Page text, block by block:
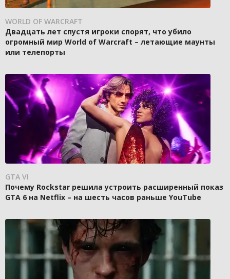
WORLD OF WARCRAFT
Двадцать лет спустя игроки спорят, что убило
огромный мир World of Warcraft – летающие маунты
или телепорты
GTA VI
Почему Rockstar решила устроить расширенный показ
GTA 6 на Netflix – на шесть часов раньше YouTube